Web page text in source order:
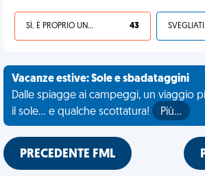
SÌ, È PROPRIO UNA VDM! 43
Vacanze estive: Sole e sbadataggini
Dalle spiagge ai campeggi, un viaggio
il sole... e qualche scottatura!
Più…
PRECEDENTE FML